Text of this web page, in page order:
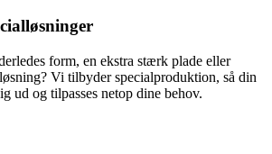
form, en ekstra stærk plade eller
Vi tilbyder specialproduktion, så din
ud og tilpasses netop dine behov.